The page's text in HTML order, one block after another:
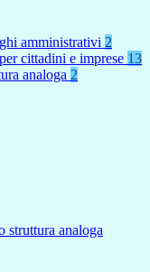
amministrativi 2
cittadini e imprese 13
analoga 2
struttura analoga